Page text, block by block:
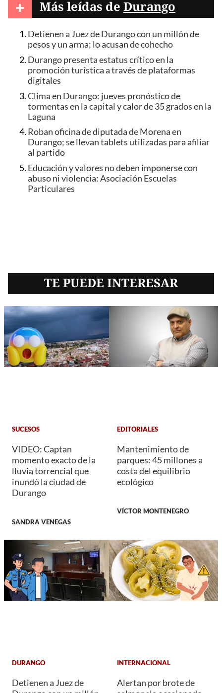
+ Más leídas de Durango
Detienen a Juez de Durango con un millón de
pesos y un arma; lo acusan de cohecho
Durango presenta estatus crítico en la
promoción turística a través de plataformas
digitales
Clima en Durango: jueves pronóstico de
tormentas en la capital y calor de 35 grados en la
Laguna
Roban oficina de diputada de Morena en
Durango; se llevan tablets utilizadas para afiliar
al partido
Educación y valores no deben imponerse con
abuso ni violencia: Asociación Escuelas
Particulares
TE PUEDE INTERESAR
SUCESOS
VIDEO: Captan
momento exacto de la
lluvia torrencial que
inundó la ciudad de
Durango
SANDRA VENEGAS
EDITORIALES
Mantenimiento de
parques: 45 millones a
costa del equilibrio
ecológico
VÍCTOR MONTENEGRO
DURANGO
Detienen a Juez de
INTERNACIONAL
Alertan por brote de